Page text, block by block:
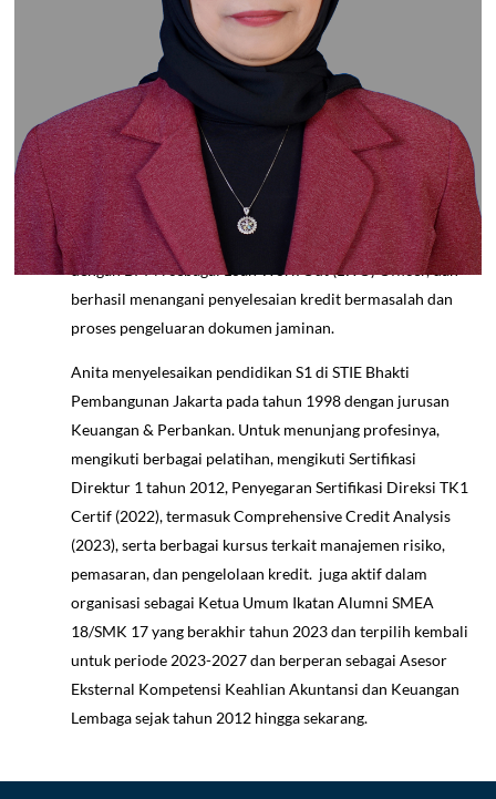
PT BPR Ciledug Dhana Semesta sejak tahun 2007 hingga
30 Januari 2025, Selanjutnya menjabat sebagai Direktur
Operasional YMFK di PT BPR Ciledug Dhana Semesta
sejak 31 Januari 2025 sampai sekarang . Memiliki
pengalaman lebih dari 30 tahun di industri perbankan, ia
memulai kariernya sebagai Supervisor di Bank Aken pada
tahun 1990, kemudian menempati berbagai posisi seperti
Teller, Bagian Kredit, dan PJS Kepala Cabang Pembantu
Pamulang. Pada tahun 1999 hingga 2004, bergabung
dengan BPPN sebagai Loan Work Out (LWO) Officer, dan
berhasil menangani penyelesaian kredit bermasalah dan
proses pengeluaran dokumen jaminan.
Anita menyelesaikan pendidikan S1 di STIE Bhakti
Pembangunan Jakarta pada tahun 1998 dengan jurusan
Keuangan & Perbankan. Untuk menunjang profesinya,
mengikuti berbagai pelatihan, mengikuti Sertifikasi
Direktur 1 tahun 2012, Penyegaran Sertifikasi Direksi TK1
Certif (2022), termasuk Comprehensive Credit Analysis
(2023), serta berbagai kursus terkait manajemen risiko,
pemasaran, dan pengelolaan kredit. juga aktif dalam
organisasi sebagai Ketua Umum Ikatan Alumni SMEA
18/SMK 17 yang berakhir tahun 2023 dan terpilih kembali
untuk periode 2023-2027 dan berperan sebagai Asesor
Eksternal Kompetensi Keahlian Akuntansi dan Keuangan
Lembaga sejak tahun 2012 hingga sekarang.